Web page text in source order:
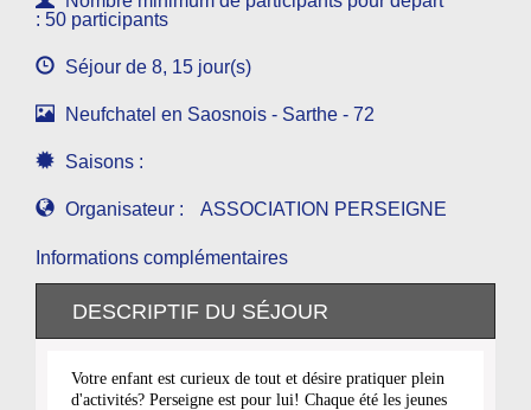
: 50 participants
Séjour de 8, 15 jour(s)
Neufchatel en Saosnois - Sarthe - 72
Saisons :
Organisateur : ASSOCIATION PERSEIGNE
Informations complémentaires
DESCRIPTIF DU SÉJOUR
Votre enfant est curieux de tout et désire pratiquer plein
d'activités? Perseigne est pour lui! Chaque été les jeunes